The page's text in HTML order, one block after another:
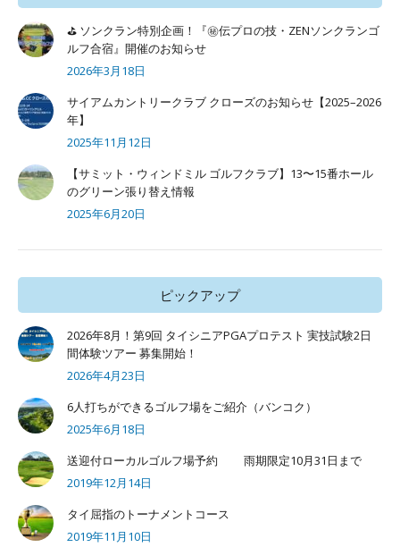
⛳ ソンクラン特別企画！『㊙️伝プロの技・ZENソンクランゴ
ルフ合宿』開催のお知らせ
2026年3月18日
サイアムカントリークラブ クローズのお知らせ【2025–2026
年】
2025年11月12日
【サミット・ウィンドミル ゴルフクラブ】13〜15番ホール
のグリーン張り替え情報
2025年6月20日
ピックアップ
2026年8月！第9回 タイシニアPGAプロテスト 実技試験2日
間体験ツアー 募集開始！
2026年4月23日
6人打ちができるゴルフ場をご紹介（バンコク）
2025年6月18日
送迎付ローカルゴルフ場予約 雨期限定10月31日まで
2019年12月14日
タイ屈指のトーナメントコース
2019年11月10日